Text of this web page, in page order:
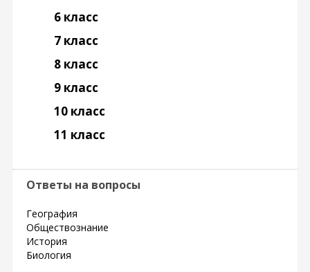
6 класс
7 класс
8 класс
9 класс
10 класс
11 класс
Ответы на вопросы
География
Обществознание
История
Биология